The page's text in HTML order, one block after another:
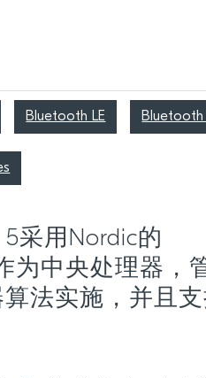
Bluetooth LE Bluetooth
采用Nordic的
为中央处理器，
法实施，并且